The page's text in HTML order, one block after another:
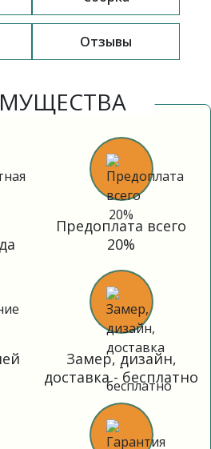
Отзывы
Предоплата всего
20%
Замер, дизайн,
доставка - бесплатно